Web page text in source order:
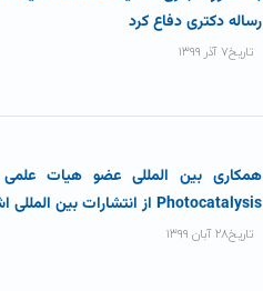
رساله دکتری دفاع کرد
تاریخ۷ آذر ۱۳۹۹
Photocatalysis از انتشارات بین المللی اشپرینگر نیچر
تاریخ۲۸ آبان ۱۳۹۹